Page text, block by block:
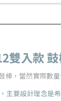
雙入款
棒，當然實際數
主要設計理念是